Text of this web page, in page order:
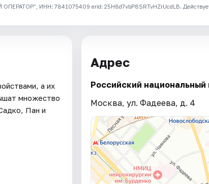
ИНН: 7841075409 erid: 25H8d7vbP8SRTvHZrUcdLB.
а их
множество
Пан и
Адрес
Российский
Москва, ул. Фадеева, д. 4